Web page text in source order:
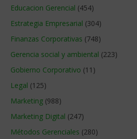
Educacion Gerencial (454)
Estrategia Empresarial (304)
Finanzas Corporativas (748)
Gerencia social y ambiental (223)
Gobierno Corporativo (11)
Legal (125)
Marketing (988)
Marketing Digital (247)
Métodos Gerenciales (280)